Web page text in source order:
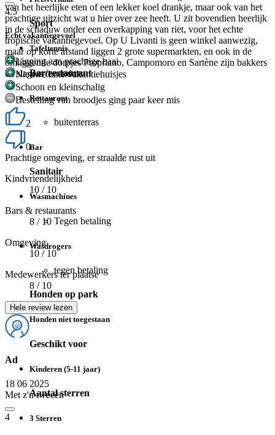
van het heerlijke eten of een lekker koel drankje, maar ook van het
prachtige uitzicht wat u hier over zee heeft. U zit bovendien heerlijk
in de schaduw onder een overkapping van riet, voor het echte
tropische vakantiegevoel. Op U Livanti is geen winkel aanwezig,
maar op korte afstand liggen 2 grote supermarkten, en ook in de
omliggende dorpjes Propriano, Campomoro en Sartène zijn bakkers
en slagers te vinden.
Sport
Tafeltennis
Bar/restaurant
Restaurant
buitenterras
Bar
Sanitair
Wasmachines
Tegen betaling
Wasdrogers
tegen betaling
Honden op park
Honden niet toegestaan
Geschikt voor
Kinderen (5-11 jaar)
Aantal sterren
3 Sterren
4.5
Echt vakantiegevoel
Ligging aan prachtige baai
Nieuwe luxe vakantiehuisjes
Schoon en kleinschalig
Bestelling van broodjes ging paar keer mis
2
0
Prachtige omgeving, er straalde rust uit
Kindvriendelijkheid
10 / 10
Bars & restaurants
8 / 10
Omgeving
10 / 10
Medewerkers ter plaatse
8 / 10
Hele review lezen
Ad
18 06 2025
Met z'n tweeën
4